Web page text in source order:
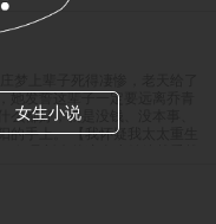
梦上辈子死得凄惨，老天给了
她发誓这辈子一定要远离乔青
么都好，就是没钱、没本事、
手上。 【我怀疑我太太重生
但是新来的这个小姑娘越看越
婆这么可怜，又把他老婆送
女生小说